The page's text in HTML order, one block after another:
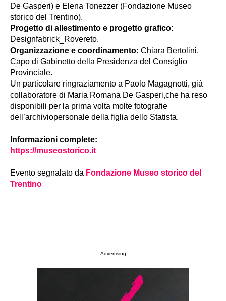
De Gasperi) e Elena Tonezzer (Fondazione Museo
storico del Trentino).
Progetto di allestimento e progetto grafico:
Designfabrick_Rovereto.
Organizzazione e coordinamento: Chiara Bertolini,
Capo di Gabinetto della Presidenza del Consiglio
Provinciale.
Un particolare ringraziamento a Paolo Magagnotti, già
collaboratore di Maria Romana De Gasperi,che ha reso
disponibili per la prima volta molte fotografie
dell’archiviopersonale della figlia dello Statista.
Informazioni complete:
https://museostorico.it
Evento segnalato da Fondazione Museo storico del
Trentino
Advertising